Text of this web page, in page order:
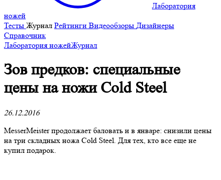
Лаборатория
ножей
Тесты Журнал Рейтинги Видеообзоры Дизайнеры
Справочник
Лаборатория ножейЖурнал
​Зов предков: специальные
цены на ножи Cold Steel
26.12.2016
MesserMeister продолжает баловать и в январе: снизили цены
на три складных ножа Cold Steel. Для тех, кто все еще не
купил подарок.